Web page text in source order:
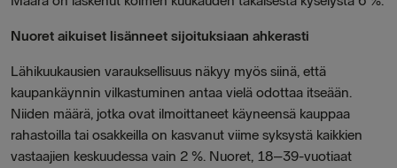
Nuoret aikuiset lisänneet sijoituksiaan ahkerasti
Lähikuukausien varauksellisuus näkyy myös siinä, että
kaupankäynnin vilkastuminen antaa vielä odottaa itseään.
Niiden määrä, jotka ovat ilmoittaneet käyneensä kauppaa
rahastoilla tai osakkeilla on kasvanut viime syksystä kaikkien
vastaajien keskuudessa vain 2 %. Nuoret, 18–39-vuotiaat